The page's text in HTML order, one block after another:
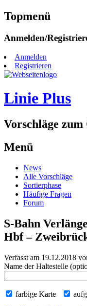
Topmenü
Zum
springen
Anmelden/
Anmelden
Registrieren
Linie Plus
Vorschläge
Menü
Zum
Inhalt
springen
News
Alle Vorschläge
Sortierphase
Häufige Fragen
Forum
S-Bahn
Hbf –
Verfasst am 19.12.2018
Name der Haltestelle
farbige Karte